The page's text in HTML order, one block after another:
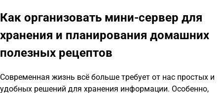
Как организовать мини-сервер для
хранения и планирования домашних
полезных рецептов
Современная жизнь всё больше требует от нас простых и
удобных решений для хранения информации. Особенно,